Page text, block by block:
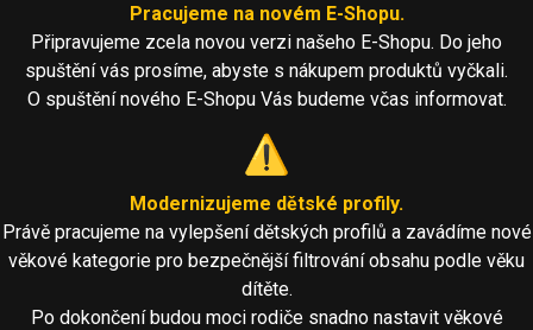
Pracujeme na novém E-Shopu.
Připravujeme zcela novou verzi našeho E-Shopu. Do jeho
spuštění vás prosíme, abyste s nákupem produktů vyčkali.
O spuštění nového E-Shopu Vás budeme včas informovat.
⚠️
Modernizujeme dětské profily.
Právě pracujeme na vylepšení dětských profilů a zavádíme nové
věkové kategorie pro bezpečnější filtrování obsahu podle věku
dítěte.
Po dokončení budou moci rodiče snadno nastavit věkové